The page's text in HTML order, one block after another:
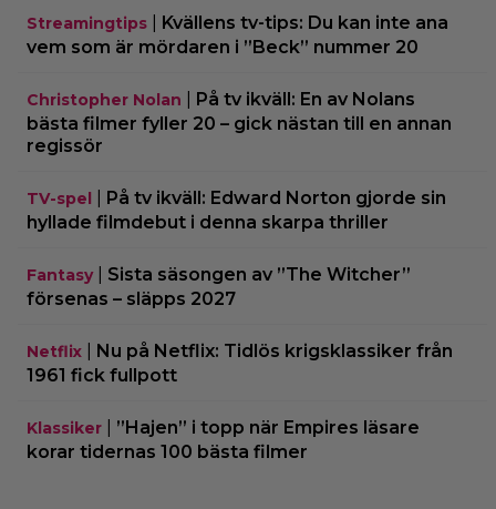
Streamingtips
Kvällens tv-tips: Du kan inte ana
vem som är mördaren i ”Beck” nummer 20
Christopher Nolan
På tv ikväll: En av Nolans
bästa filmer fyller 20 – gick nästan till en annan
regissör
TV-spel
På tv ikväll: Edward Norton gjorde sin
hyllade filmdebut i denna skarpa thriller
Fantasy| Sista säsongen av ”The Witcher”
försenas – släpps 2027
Netflix
Nu på Netflix: Tidlös krigsklassiker från
1961 fick fullpott
Klassiker
”Hajen” i topp när Empires läsare
korar tidernas 100 bästa filmer